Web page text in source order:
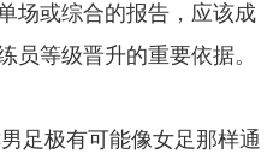
场或综合的报告，应该成
员等级晋升的重要依据。
极有可能像女足那样通